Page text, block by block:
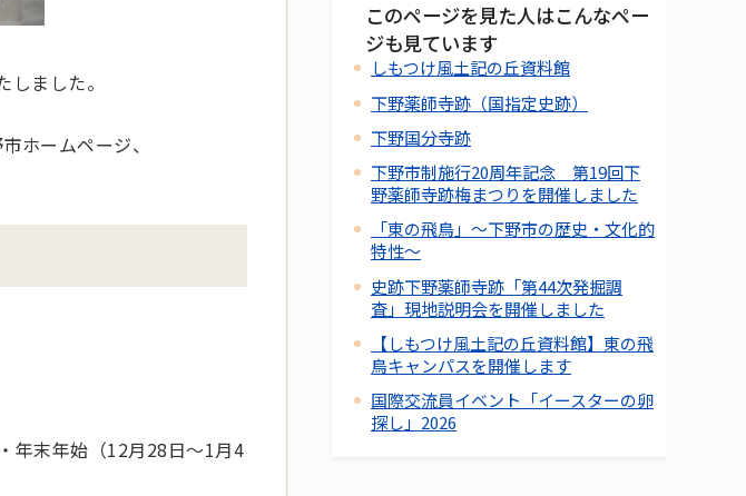
ました。
ホームページ、
年末年始（12月28日～1月4
このページを見た人はこんなペー
ジも見ています
しもつけ風土記の丘資料館
下野薬師寺跡（国指定史跡）
下野国分寺跡
下野市制施行20周年記念 第19回下
野薬師寺跡梅まつりを開催しました
「東の飛鳥」～下野市の歴史・文化的
特性～
史跡下野薬師寺跡「第44次発掘調
査」現地説明会を開催しました
【しもつけ風土記の丘資料館】東の飛
鳥キャンパスを開催します
国際交流員イベント「イースターの卵
探し」2026